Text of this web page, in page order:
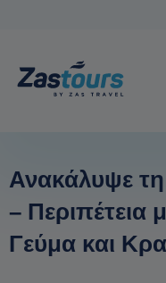
Ανακάλυψε
– Περιπέτεια
Γεύμα και